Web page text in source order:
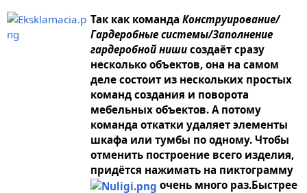
Так как команда Конструирование/
Гардеробные системы/Заполнение
гардеробной нишисоздаёт сразу
несколько объектов, она на самом
деле состоит из нескольких простых
команд создания и поворота
мебельных объектов. А потому
команда откатки удаляет элементы
шкафа или тумбы по одному. Чтобы
отменить построение всего изделия,
придётся нажимать на пиктограмму
очень много раз.Быстрее